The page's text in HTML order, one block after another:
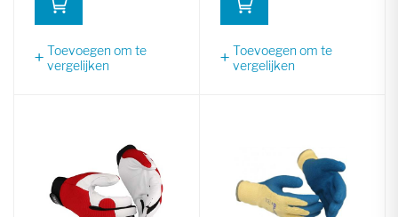
Toevoegen om te
vergelijken
Toevoegen om te
vergelijken